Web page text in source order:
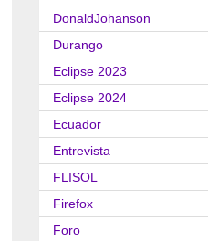
DonaldJohanson
Durango
Eclipse 2023
Eclipse 2024
Ecuador
Entrevista
FLISOL
Firefox
Foro